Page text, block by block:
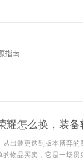
指南
耀怎么换，装
从出装更迭到版本博弈
的物品买卖，它是一场